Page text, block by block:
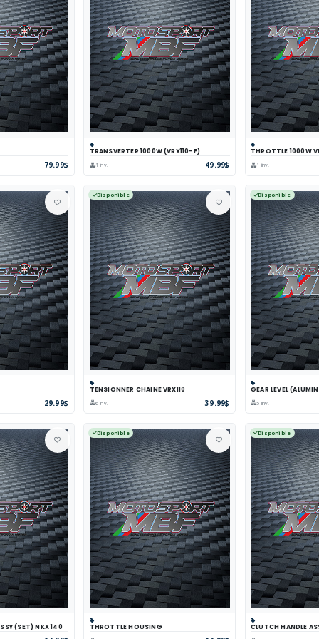
79.99$
Panier Comparer
TRANSVERTER 1000W (VRX110-F)
1 inv. 49.99$
Panier
THROTTLE 1000W
1 inv.
29.99$
Disponible
Panier ComparerTENSIONNER CHAINE VRX110
6 inv. 39.99$
Disponible
Panier
GEAR LEVEL
5 inv.
Voir
(SET) NKX 140
Disponible
Panier Comparer
THROTTLE HOUSING
Disponible
Panier
CLUTCH HANDLE